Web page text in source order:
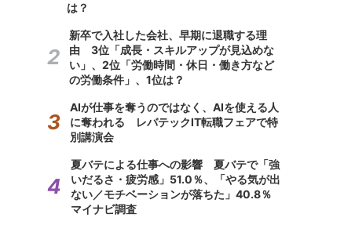
は？
新卒で入社した会社、早期に退職する理
由 3位「成長・スキルアップが見込めな
い」、2位「労働時間・休日・働き方など
の労働条件」、1位は？
AIが仕事を奪うのではなく、AIを使える人
に奪われる レバテックIT転職フェアで特
別講演会
夏バテによる仕事への影響 夏バテで「強
いだるさ・疲労感」51.0％、「やる気が出
ない／モチベーションが落ちた」40.8％
マイナビ調査